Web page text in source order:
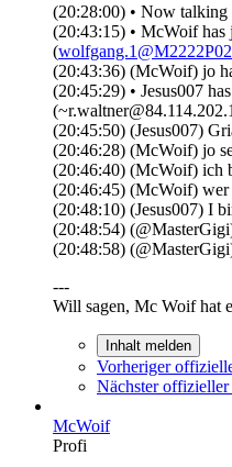
(20:28:00) • Now talking
(20:43:15) • McWoif has
(
(20:43:36) (McWoif) jo
(20:45:29) • Jesus007
(20:45:50) (Jesus007)
(20:46:28) (McWoif) jo
(20:46:40) (McWoif) ich
(20:46:45) (McWoif) wer
(20:48:10) (Jesus007) I
(20:48:54)
(20:48:58)
---
Will sagen, Mc Woif hat
Inhalt melden
Vorheriger
Nächster
McWoif
Profi